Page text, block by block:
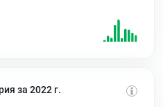
за 2022 г.